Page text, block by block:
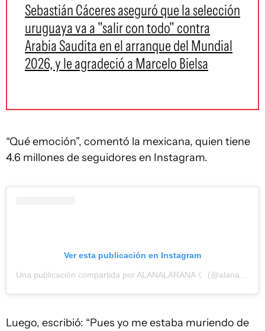
Sebastián Cáceres aseguró que la selección
uruguaya va a "salir con todo" contra
Arabia Saudita en el arranque del Mundial
2026, y le agradeció a Marcelo Bielsa
“Qué emoción”, comentó la mexicana, quien tiene
4.6 millones de seguidores en Instagram.
Ver esta publicación en Instagram
Luego, escribió: “Pues yo me estaba muriendo de